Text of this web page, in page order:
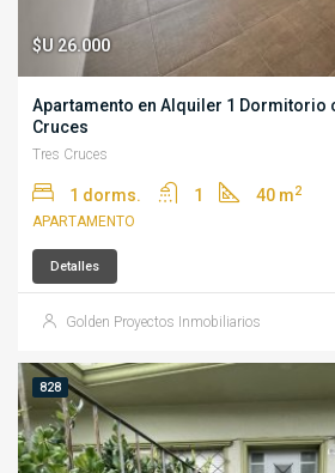
$U 26.000
Apartamento en Alquiler 1 Dormitorio
Cruces
Tres Cruces
1 dorms. 1 40 m2
APARTAMENTO
Detalles
Golden Proyectos Inmobiliarios
828